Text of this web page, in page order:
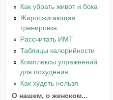
Как убрать живот и бока
Жиросжигающая
тренировка
Рассчитать ИМТ
Таблицы калорийности
Комплексы упражнений
для похудения
Как худеть нельзя
О нашем, о женском...